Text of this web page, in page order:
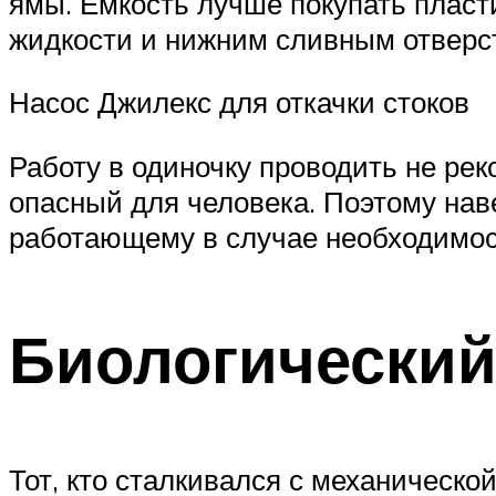
жидкости и нижним сливным
Насос Джилекс для откачки стоков
Работу в одиночку проводить не
опасный для человека. Поэтому
работающему в случае
Тот, кто сталкивался с